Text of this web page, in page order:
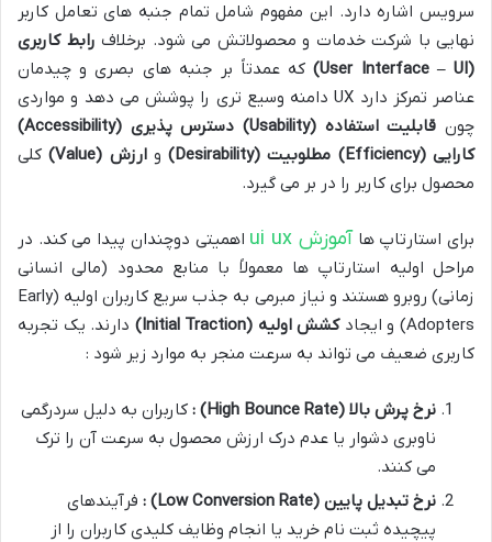
سرویس اشاره دارد. این مفهوم شامل تمام جنبه های تعامل کاربر
نهایی با شرکت خدمات و محصولاتش می شود. برخلاف رابط کاربری
(User Interface – UI)
که عمدتاً بر جنبه های بصری و چیدمان
عناصر تمرکز دارد UX دامنه وسیع تری را پوشش می دهد و مواردی
چون قابلیت استفاده (Usability) دسترس پذیری (Accessibility)
کارایی(Efficiency) مطلوبیت(Desirability) وارزش (Value)
کلی
محصول برای کاربر را در بر می گیرد.
برای استارتاپ ها آموزش ui ux
اهمیتی دوچندان پیدا می کند. در
مراحل اولیه استارتاپ ها معمولاً با منابع محدود (مالی انسانی
زمانی) روبرو هستند و نیاز مبرمی به جذب سریع کاربران اولیه (Early
Adopters) و ایجاد
کشش اولیه (Initial Traction)
دارند. یک تجربه
کاربری ضعیف می تواند به سرعت منجر به موارد زیر شود :
نرخ پرش بالا (High Bounce Rate)
: کاربران به دلیل سردرگمی
ناوبری دشوار یا عدم درک ارزش محصول به سرعت آن را ترک
می کنند.
نرخ تبدیل پایین (Low Conversion Rate)
: فرآیندهای
پیچیده ثبت نام خرید یا انجام وظایف کلیدی کاربران را از